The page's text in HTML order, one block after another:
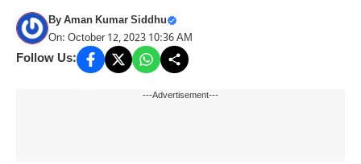
ByAman Kumar Siddhu
On: October 12, 2023 10:36 AM
Follow Us:
---Advertisement---